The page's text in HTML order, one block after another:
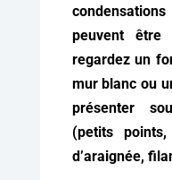
peuvent être
regardez un
mur blanc ou
présenter
(petits
d’araignée,